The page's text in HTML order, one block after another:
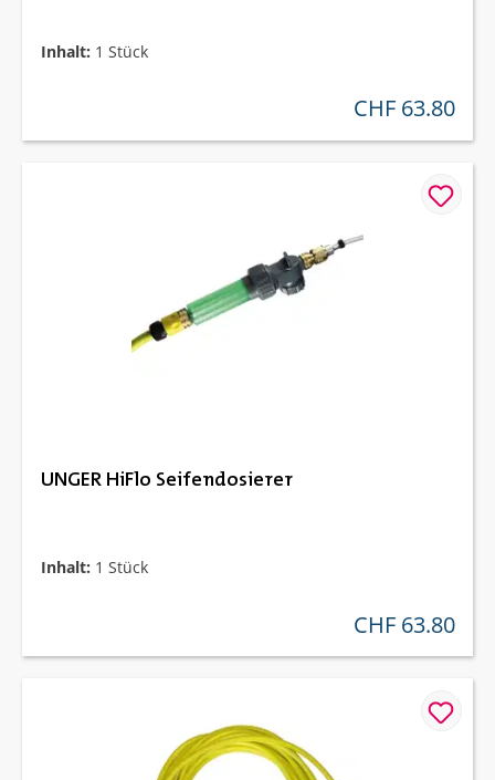
Inhalt: 1 Stück
regulärer preis:
CHF 63.80
UNGER HiFlo Seifendosierer
Inhalt: 1 Stück
regulärer preis:
CHF 63.80